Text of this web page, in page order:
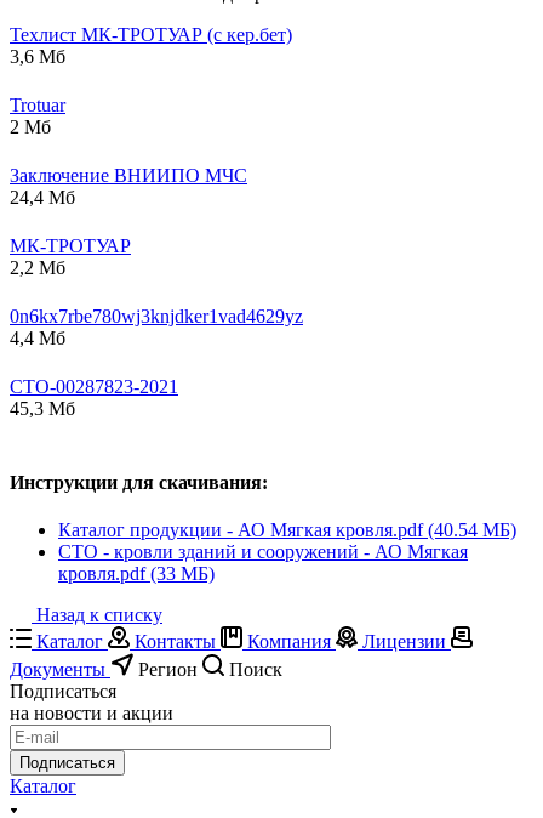
Техлист МК-ТРОТУАР (с кер.бет)
3,6 Мб
Trotuar
2 Мб
Заключение ВНИИПО МЧС
24,4 Мб
МК-ТРОТУАР
2,2 Мб
0n6kx7rbe780wj3knjdker1vad4629yz
4,4 Мб
СТО-00287823-2021
45,3 Мб
Инструкции для скачивания:
Каталог продукции - АО Мягкая кровля.pdf (40.54 МБ)
СТО - кровли зданий и сооружений - АО Мягкая
кровля.pdf (33 МБ)
Назад к списку
Каталог
Контакты Компания
Лицензии
Документы
Регион
Поиск
Подписаться
на новости и акции
Подписаться
Каталог